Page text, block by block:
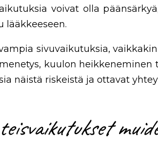
voivat olla
lääkkeeseen.
sivuvaikutuksia,
kuulon
näistä riskeistä ja ottavat